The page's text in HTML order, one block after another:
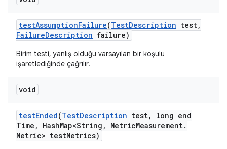
testAssumptionFailure(TestDescription test,
FailureDescription failure)
Birim testi, yanlış olduğu varsayılan bir koşulu
işaretlediğinde çağrılır.
void
testEnded(TestDescription test,
long end
Time , HashMap<String , MetricMeasurement.
Metric> testMetrics)